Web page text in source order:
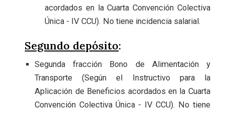
acordados en la Cuarta Convención Colectiva
Única - IV CCU). No tiene incidencia salarial.
Segundo depósito:
Segunda fracción Bono de Alimentación y
Transporte (Según el Instructivo para la
Aplicación de Beneficios acordados en la Cuarta
Convención Colectiva Única - IV CCU). No tiene